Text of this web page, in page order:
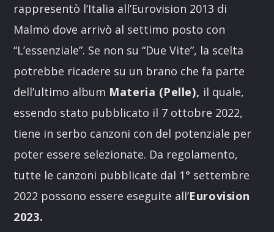
rappresentò l’Italia all’Eurovision 2013 di
Malmö dove arrivò al settimo posto con
“L’essenziale”. Se non su “Due Vite”, la scelta
potrebbe ricadere su un brano che fa parte
dell’ultimo album Materia (Pelle), il quale,
essendo stato pubblicato il 7 ottobre 2022,
tiene in serbo canzoni con del potenziale per
poter essere selezionate. Da regolamento,
tutte le canzoni pubblicate dal 1° settembre
2022 possono essere eseguite all’Eurovision
2023.